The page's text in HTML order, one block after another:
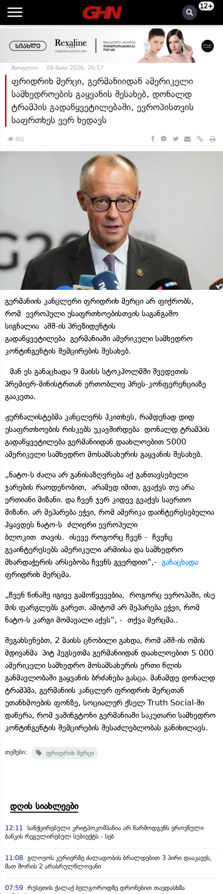
12+
მსოფლიო 09 მაისი 2026, 20:57
ფრიდრიხ მერცი, გერმანიიდან ამერიკელი
სამხედროების გაყვანის შესახებ, დონალდ
ტრამპის გადაწყვეტილებაში, ევროპისთვის
საფრთხეს ვერ ხედავს
892
გერმანიის კანცლერი ფრიდრიხ მერცი არ ფიქრობს,
რომ ევროპული უსაფრთხოებისთვის საგანგაშო
სიგნალია აშშ-ის პრეზიდენტის
გადაწყვეტილება გერმანიაში ამერიკული სამხედრო
კონტინგენტის შემცირების შესახებ.
მან ეს განაცხადა 9 მაისს სტოკჰოლმში შვედეთის
პრემიერ-მინისტრთან ერთობლივ პრეს-კონფერენციაზე
გააკეთა.
ჟურნალისტებმა კანცლერს ჰკითხეს, რამდენად დიდ
უსაფრთხოების რისკებს უკავშირდება დონალდ ტრამპის
გადაწყვეტილება გერმანიიდან დაახლოებით 5000
ამერიკელი სამხედრო მოსამსახურის გაყვანის შესახებ.
„ნატო-ს ძალა არ განისაზღვრება აქ განთავსებული
ჯარების რაოდენობით, არამედ იმით, გვაქვს თუ არა
ერთიანი მიზანი. და ჩვენ ჯერ კიდევ გვაქვს საერთო
მიზანი. არ მეპარება ეჭვი, რომ ამერიკა დაინტერესებულია
ჰყავდეს ნატო-ს ძლიერი ევროპული
ბლოკით თავის. ისევე როგორც ჩვენ - ჩვენც
გვაინტერესებს ამერიკული არმიისა და სამხედრო
მხარდაჭერის არსებობა ჩვენს გვერდით“,- განაცხადა
ფრიდრიხ მერცმა.
„ჩვენ წინაშე იგივე გამოწვევებია, როგორც ევროპაში, ისე
მის ფარგლებს გარეთ. ამიტომ არ მეპარება ეჭვი, რომ
ნატო-ს კარგი მომავალი აქვს“, - თქვა მერცმა..
შეგახსენებთ, 2 მაისს ცნობილი გახდა, რომ აშშ-ის ომის
მდივანმა პიტ ჰეგსეთმა გერმანიიდან დაახლოებით 5 000
ამერიკელი სამხედრო მოსამსახურის ერთი წლის
განმავლობაში გაყვანის ბრძანება გასცა. მანამდე დონალდ
ტრამპმა, გერმანიის კანცლერ ფრიდრიხ მერცთან
უთანხმოების ფონზე, სოციალურ ქსელ Truth Social-ში
დაწერა, რომ ვაშინგტონი გერმანიაში საკუთარი სამხედრო
კონტინგენტის შემცირების შესაძლებლობას განიხილავს.
თემები: ფრიდრიხ მერცი
დღის სიახლეები
12:11
სანქცირებული კრიტპოკომპანია არ წარმოდგენს ეროვნული
ბანკის რეგულირებულ სუბიექტს - სებ
11:08 გლოვოს კურიერზე ძალადობის ბრალდებით 3 პირი დააკავეს,
მათ შორის 2 არასრულწლოვანი
07:59 რუსეთის ქალაქ ბელგოროდზე დრონებით თავდასხმა